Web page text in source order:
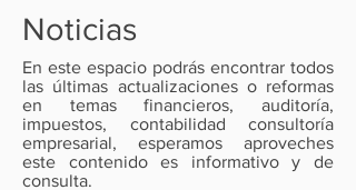
Noticias
En este espacio podrás encontrar todos
las últimas actualizaciones o reformas
en temas financieros, auditoría,
impuestos, contabilidad consultoría
empresarial, esperamos aproveches
este contenido es informativo y de
consulta.